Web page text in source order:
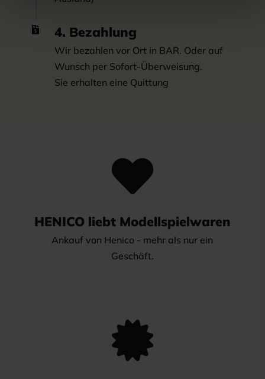
 4. Bezahlung
Wir bezahlen vor Ort in BAR. Oder auf
Wunsch per Sofort-Überweisung.
Sie erhalten eine Quittung

HENICO liebt Modellspielwaren
Ankauf von Henico - mehr als nur ein
Geschäft.
